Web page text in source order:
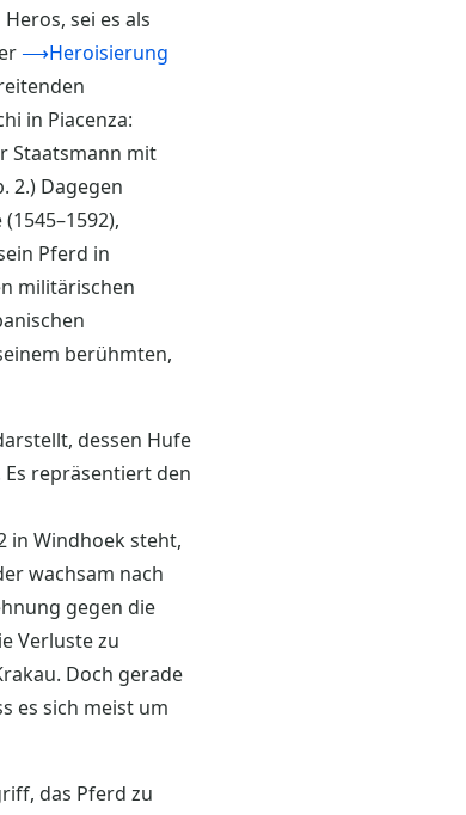
sei es als
⟶Heroisierung
in Piacenza:
Staatsmann mit
2.) Dagegen
Pferd in
militärischen
berühmten,
dessen Hufe
repräsentiert den
in Windhoek steht,
wachsam nach
gegen die
Verluste zu
Doch gerade
es sich meist um
das Pferd zu